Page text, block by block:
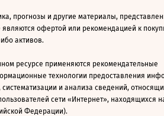
прогнозы и другие материалы,
являются офертой или рекомендацией к
активов.
ресурсе применяются рекомендательные
технологии предоставления
и анализа сведений,
сети «Интернет», находящихся
Федерации).